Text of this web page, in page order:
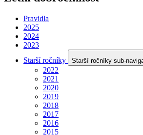
Pravidla
2025
2024
2023
Starší ročníky
Starší ročníky sub-
2022
2021
2020
2019
2018
2017
2016
2015